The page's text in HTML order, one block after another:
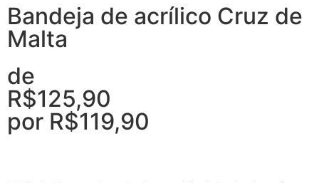
Bandeja de acrílico Cruz de
Malta
de
R$125,90
por R$119,90